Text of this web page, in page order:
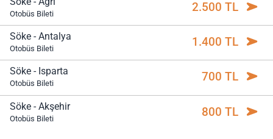
Otobüs Bileti 2.500 TL
Söke - Antalya
Otobüs Bileti 1.400 TL
Söke - Isparta
Otobüs Bileti 700 TL
Söke - Akşehir
Otobüs Bileti 800 TL